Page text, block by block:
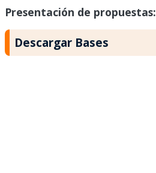
Presentación de propuestas:
Descargar Bases